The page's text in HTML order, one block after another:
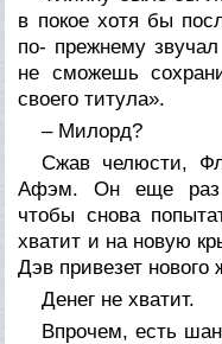
в покое хотя бы
по- прежнему
не сможешь
своего титула».
– Милорд?
Сжав челюсти,
Афэм. Он еще раз
чтобы снова
хватит и на новую
Дэв привезет
Денег не хватит.
Впрочем, есть